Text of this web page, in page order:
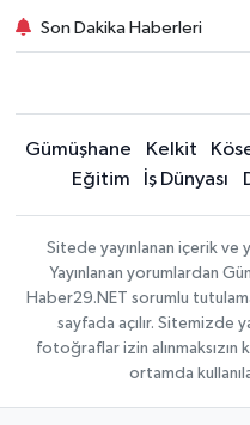
Son Dakika Haberleri
Gümüşhane Kelkit
Eğitim
İş Dünyası
Sitede yayınlanan içerik ve
Yayınlanan yorumlardan
Haber29.NET sorumlu
sayfada açılır. Sitemizde
fotoğraflar izin
ortamda